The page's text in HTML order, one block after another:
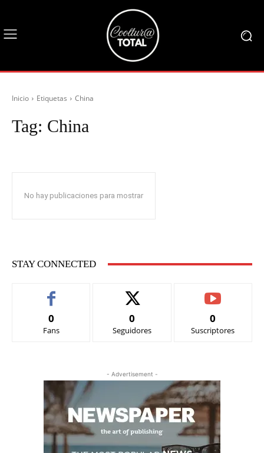
Inicio Etiquetas China
Tag: China
No hay publicaciones para mostrar
STAY CONNECTED
0
Fans
0
Seguidores
0
Suscriptores
- Advertisement -